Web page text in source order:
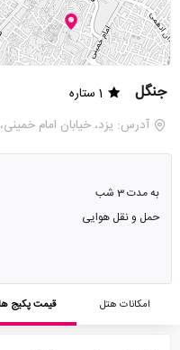
جنگل
1 ستاره
آدرس: یزد، خیابان امام
به مدت 3 شب
حمل و نقل هوایی
امکانات هتل قیمت پکیج ها